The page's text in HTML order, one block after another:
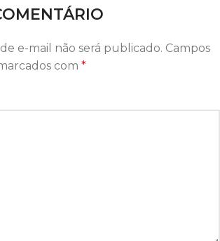
e-mail não será publicado. Campos
com *